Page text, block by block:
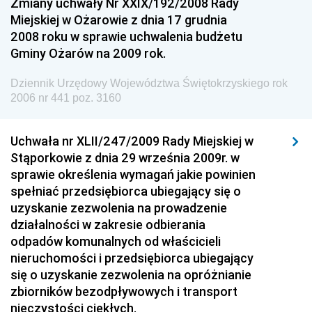
Konsumentów
Dziennik Urzędowy Ministra Pracy i Polityki
Społecznej
Dziennik Urzędowy Urzędu Lotnictwa Cywilnego
Dziennik Urzędowy Ministerstwa Hutnictwa i
Przemysłu Maszynowego
Dziennik Urzędowy Ministerstwa Zdrowia i Opieki
Społecznej
Dziennik Urzędowy Ministerstwa Rolnictwa, Leśnictwa
i Gospodarki Żywnościowej
Dziennik Urzędowy Ministra Spraw Wewnętrznych
Dziennik Urzędowy Ministra Transportu, Budownictwa
i Gospodarki Morskiej
Miejskiej w Ożarowie z dnia 17 grudnia
2008 roku w sprawie uchwalenia budżetu
Gminy Ożarów na 2009 rok.
Dziennik Urzędowy Województwa Świętokrzyskiego rok
2006 nr 441 poz. 3160
Uchwała nr XLII/247/2009 Rady Miejskiej w
Stąporkowie z dnia 29 września 2009r. w
sprawie określenia wymagań jakie powinien
spełniać przedsiębiorca ubiegający się o
uzyskanie zezwolenia na prowadzenie
działalności w zakresie odbierania
odpadów komunalnych od właścicieli
nieruchomości i przedsiębiorca ubiegający
się o uzyskanie zezwolenia na opróżnianie
zbiorników bezodpływowych i transport
nieczystości ciekłych.